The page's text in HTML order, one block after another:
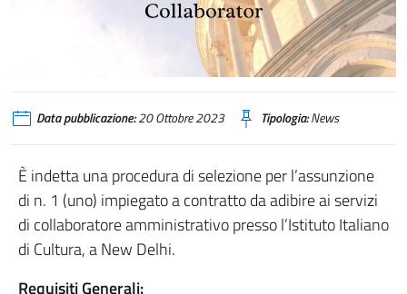
Data pubblicazione:20 Ottobre 2023 Tipologia:News
È indetta una procedura di selezione per l’assunzione
di n. 1 (uno) impiegato a contratto da adibire ai servizi
di collaboratore amministrativo presso l’Istituto Italiano
di Cultura, a New Delhi.
Requisiti Generali: